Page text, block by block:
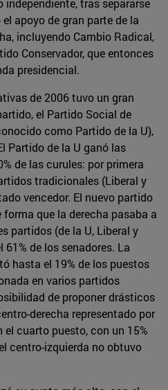
tras separarse
apoyo de gran parte de la
incluyendo Cambio Radical,
Conservador, que entonces
presidencial.
de 2006 tuvo un gran
el Partido Social de
como Partido de la U),
Partido de la U ganó las
de las curules: por primera
tradicionales (Liberal y
vencedor. El nuevo partido
forma que la derecha pasaba a
partidos (de la U, Liberal y
61% de los senadores. La
hasta el 19% de los puestos
en varios partidos
de proponer drásticos
derecha representado por
el cuarto puesto, con un 15%
centro-izquierda no obtuvo